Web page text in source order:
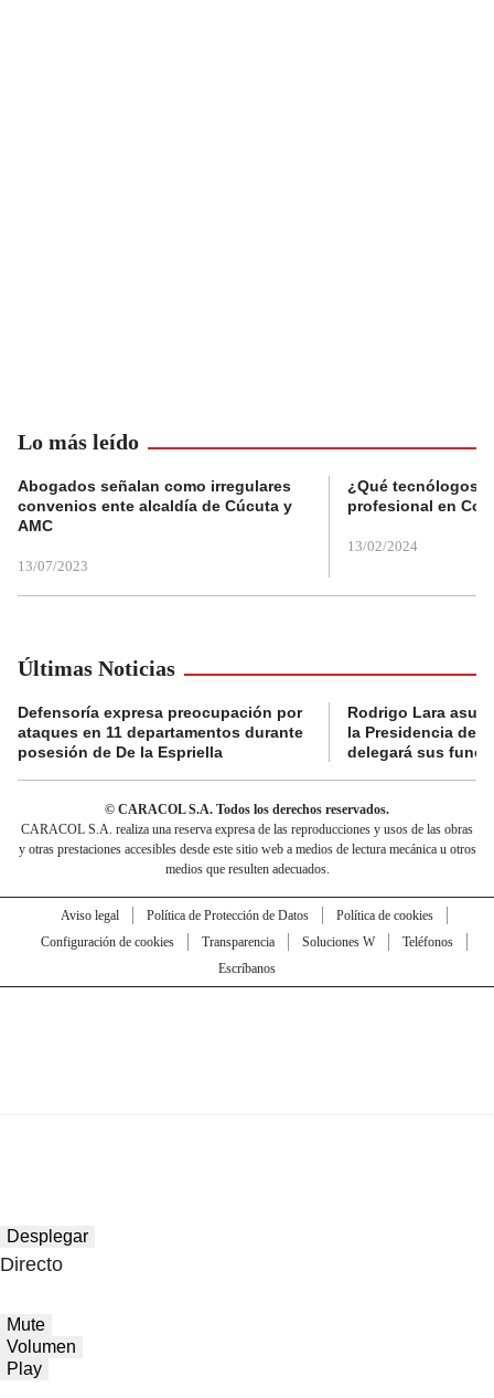
Lo más leído
Abogados señalan como irregulares
convenios ente alcaldía de Cúcuta y
AMC
13/07/2023
¿Qué tecnólogos
profesional en
13/02/2024
Últimas Noticias
Defensoría expresa preocupación por
ataques en 11 departamentos durante
posesión de De la Espriella
Rodrigo Lara
la Presidencia del
delegará sus
© CARACOL S.A. Todos los derechos reservados.
CARACOL S.A. realiza una reserva expresa de las reproducciones y usos de las obras
y otras prestaciones accesibles desde este sitio web a medios de lectura mecánica u otros
medios que resulten adecuados.
Aviso legal Política de Protección de Datos
Política de cookies
Configuración de cookies
Transparencia Soluciones W
Teléfonos
Escríbanos
Desplegar
Directo
Mute
Volumen
Play